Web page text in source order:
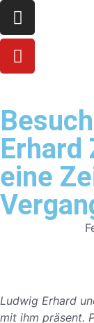
Erhard
eine
Ludwig Erhard
mit ihm präsent.